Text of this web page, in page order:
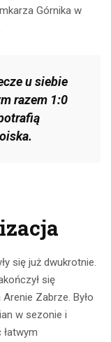
Górnika w
u siebie
razem 1:0
się już dwukrotnie.
się
Zabrze. Było
w sezonie i